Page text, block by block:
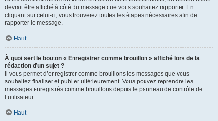
devrait être affiché à côté du message que vous souhaitez rapporter. En
cliquant sur celui-ci, vous trouverez toutes les étapes nécessaires afin de
rapporter le message.
Haut
À quoi sert le bouton « Enregistrer comme brouillon » affiché lors de la
rédaction d’un sujet ?
Il vous permet d’enregistrer comme brouillons les messages que vous
souhaitez finaliser et publier ultérieurement. Vous pouvez reprendre les
messages enregistrés comme brouillons depuis le panneau de contrôle de
l’utilisateur.
Haut